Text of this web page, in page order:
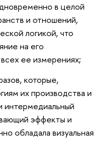
в целой
и отношений,
логикой, что
на его
ее измерениях;
которые,
их производства и
интермедиальный
эффекты и
обладала визуальная